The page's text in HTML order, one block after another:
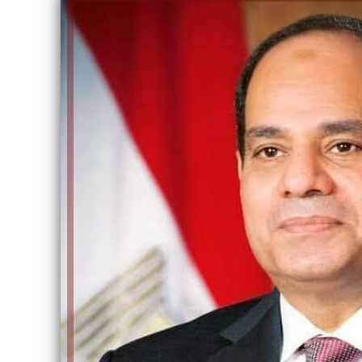
إلهام شرشر تكتب: دي
الكاتبة إلهام شرشر تهنئ الرئيس
السيسي بعيد ميلاده وتُشيد بجهوده
في بناء الدولة